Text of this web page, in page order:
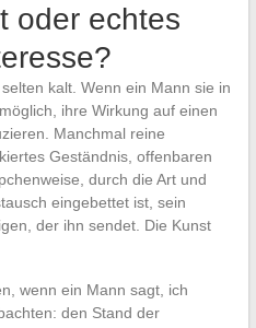
oder echtes
kalt. Wenn ein Mann sie in
ihre Wirkung auf einen
Manchmal reine
Geständnis, offenbaren
durch die Art und
eingebettet ist, sein
der ihn sendet. Die Kunst
wenn ein Mann sagt, ich
den Stand der